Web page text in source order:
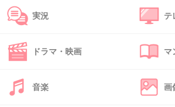
+15
>>26
そんなに丸くしたいんですか(笑)
実況 テ
ドラマ・映画 マ
音楽 画